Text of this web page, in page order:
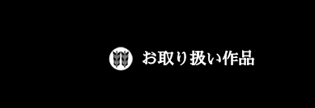
お取り扱い作品